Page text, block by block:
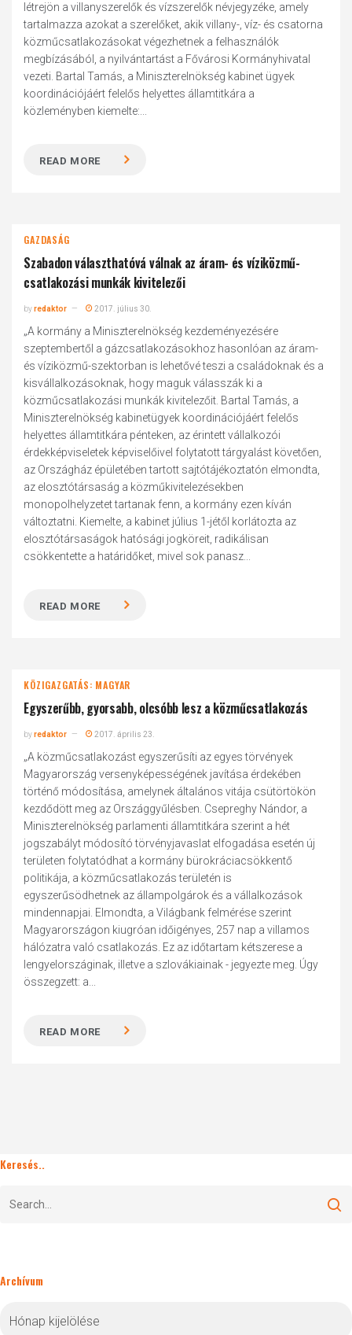
létrejön a villanyszerelők és vízszerelők névjegyzéke, amely
tartalmazza azokat a szerelőket, akik villany-, víz- és csatorna
közműcsatlakozásokat végezhetnek a felhasználók
megbízásából, a nyilvántartást a Fővárosi Kormányhivatal
vezeti. Bartal Tamás, a Miniszterelnökség kabinet ügyek
koordinációjáért felelős helyettes államtitkára a
közleményben kiemelte:...
READ MORE
GAZDASÁG
Szabadon választhatóvá válnak az áram- és víziközmű-
csatlakozási munkák kivitelezői
byredaktor 2017. július 30.
„A kormány a Miniszterelnökség kezdeményezésére
szeptembertől a gázcsatlakozásokhoz hasonlóan az áram-
és víziközmű-szektorban is lehetővé teszi a családoknak és a
kisvállalkozásoknak, hogy maguk válasszák ki a
közműcsatlakozási munkák kivitelezőit. Bartal Tamás, a
Miniszterelnökség kabinetügyek koordinációjáért felelős
helyettes államtitkára pénteken, az érintett vállalkozói
érdekképviseletek képviselőivel folytatott tárgyalást követően,
az Országház épületében tartott sajtótájékoztatón elmondta,
az elosztótársaság a közműkivitelezésekben
monopolhelyzetet tartanak fenn, a kormány ezen kíván
változtatni. Kiemelte, a kabinet július 1-jétől korlátozta az
elosztótársaságok hatósági jogköreit, radikálisan
csökkentette a határidőket, mivel sok panasz...
READ MORE
KÖZIGAZGATÁS: MAGYAR
Egyszerűbb, gyorsabb, olcsóbb lesz a közműcsatlakozás
byredaktor 2017. április 23.
„A közműcsatlakozást egyszerűsíti az egyes törvények
Magyarország versenyképességének javítása érdekében
történő módosítása, amelynek általános vitája csütörtökön
kezdődött meg az Országgyűlésben. Csepreghy Nándor, a
Miniszterelnökség parlamenti államtitkára szerint a hét
jogszabályt módosító törvényjavaslat elfogadása esetén új
területen folytatódhat a kormány bürokráciacsökkentő
politikája, a közműcsatlakozás területén is
egyszerűsödhetnek az állampolgárok és a vállalkozások
mindennapjai. Elmondta, a Világbank felmérése szerint
Magyarországon kiugróan időigényes, 257 nap a villamos
hálózatra való csatlakozás. Ez az időtartam kétszerese a
lengyelországinak, illetve a szlovákiainak - jegyezte meg. Úgy
összegzett: a...
READ MORE
Keresés..
Archívum